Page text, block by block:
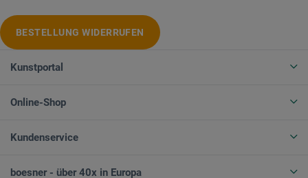
BESTELLUNG WIDERRUFEN
Kunstportal
Online-Shop
Kundenservice
boesner - über 40x in Europa